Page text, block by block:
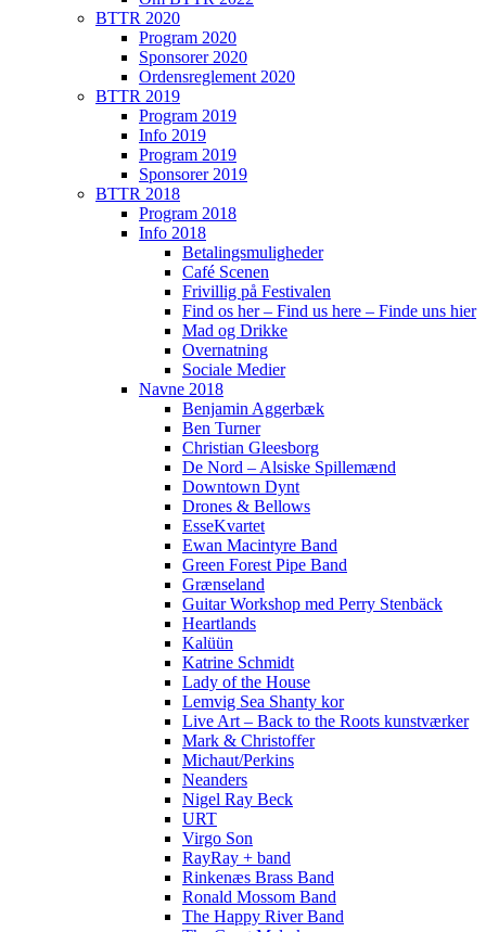
BTTR 2020
Program 2020
Sponsorer 2020
Ordensreglement 2020
BTTR 2019
Program 2019
Info 2019
Program 2019
Sponsorer 2019
BTTR 2018
Program 2018
Info 2018
Betalingsmuligheder
Café Scenen
Frivillig på Festivalen
Find os her – Find us here – Finde uns hier
Mad og Drikke
Overnatning
Sociale Medier
Navne 2018
Benjamin Aggerbæk
Ben Turner
Christian Gleesborg
De Nord – Alsiske Spillemænd
Downtown Dynt
Drones & Bellows
EsseKvartet
Ewan Macintyre Band
Green Forest Pipe Band
Grænseland
Guitar Workshop med Perry Stenbäck
Heartlands
Kalüün
Katrine Schmidt
Lady of the House
Lemvig Sea Shanty kor
Live Art – Back to the Roots kunstværker
Mark & Christoffer
Michaut/Perkins
Neanders
Nigel Ray Beck
URT
Virgo Son
RayRay + band
Rinkenæs Brass Band
Ronald Mossom Band
The Happy River Band